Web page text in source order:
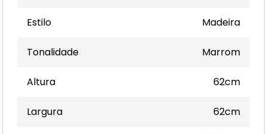
Estilo Madeira
Tonalidade Marrom
Altura 62cm
Largura 62cm